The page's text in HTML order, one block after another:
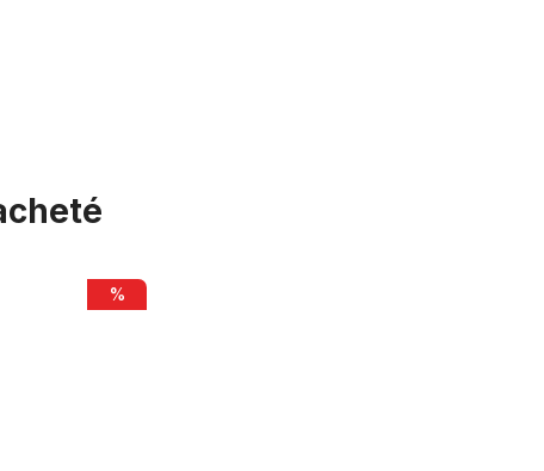
Poignée GoGo - son vélomoteur, orange / vert
%